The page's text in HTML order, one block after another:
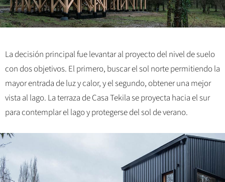
La decisión principal fue levantar al proyecto del nivel de suelo
con dos objetivos. El primero, buscar el sol norte permitiendo la
mayor entrada de luz y calor, y el segundo, obtener una mejor
vista al lago. La terraza de Casa Tekila se proyecta hacia el sur
para contemplar el lago y protegerse del sol de verano.